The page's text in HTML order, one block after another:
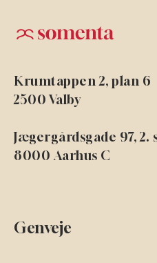
Krumtappen 2, plan 6
2500 Valby
Jægergårdsgade 97, 2.
8000 Aarhus C
Genveje